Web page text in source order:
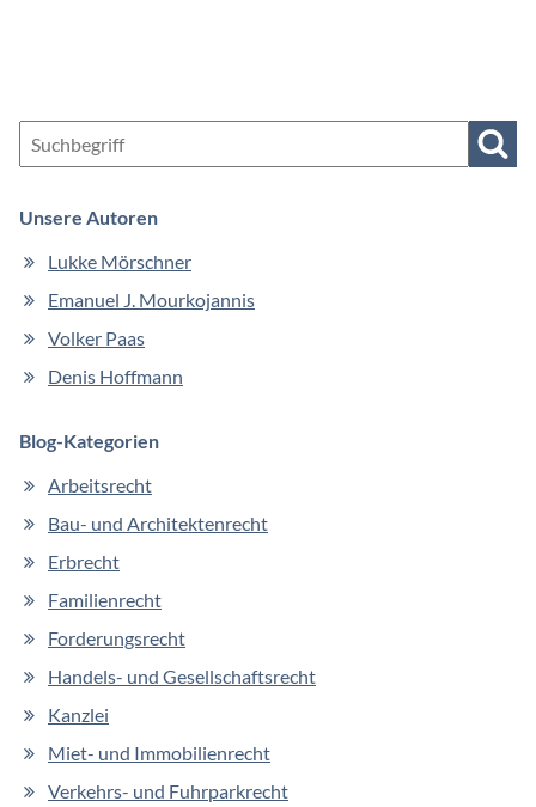
Unsere Autoren
Navigation
Lukke Mörschner
Emanuel J. Mourkojannis
Volker Paas
Denis Hoffmann
Blog-Kategorien
Arbeitsrecht
Bau- und Architektenrecht
Erbrecht
Familienrecht
Forderungsrecht
Handels- und Gesellschaftsrecht
Kanzlei
Miet- und Immobilienrecht
Verkehrs- und Fuhrparkrecht